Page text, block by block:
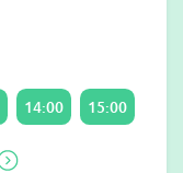
14:00 15:00